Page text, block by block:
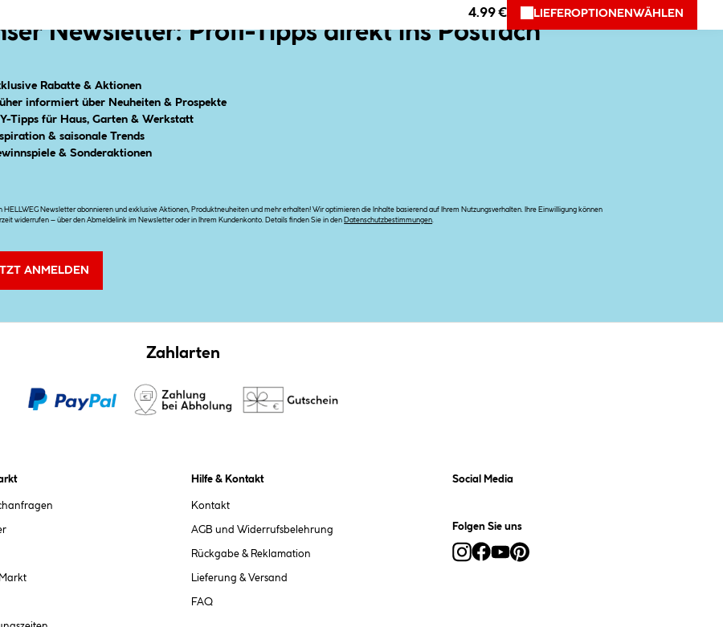
4.99 € LIEFEROPTIONEN WÄHLEN
Newsletter: Profi-Tipps direkt ins Postfach
Rabatte & Aktionen
informiert über Neuheiten & Prospekte
Tipps für Haus, Garten & Werkstatt
& saisonale Trends
& Sonderaktionen
HELLWEG Newsletter abonnieren und exklusive Aktionen, Produktneuheiten und mehr erhalten! Wir optimieren die Inhalte basierend auf Ihrem Nutzungsverhalten. Ihre Einwilligung können
widerrufen – über den Abmeldelink im Newsletter oder in Ihrem Kundenkonto. Details finden Sie in den Datenschutzbestimmungen.
ANMELDEN
Zahlarten
Hilfe & Kontakt
Kontakt
AGB und Widerrufsbelehrung
Rückgabe & Reklamation
Lieferung & Versand
FAQ
Social Media
Folgen Sie uns